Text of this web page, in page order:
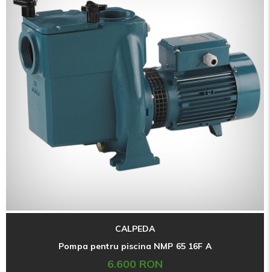
CALPEDA
Pompa pentru piscina NMP 65 16F A
6.600 RON